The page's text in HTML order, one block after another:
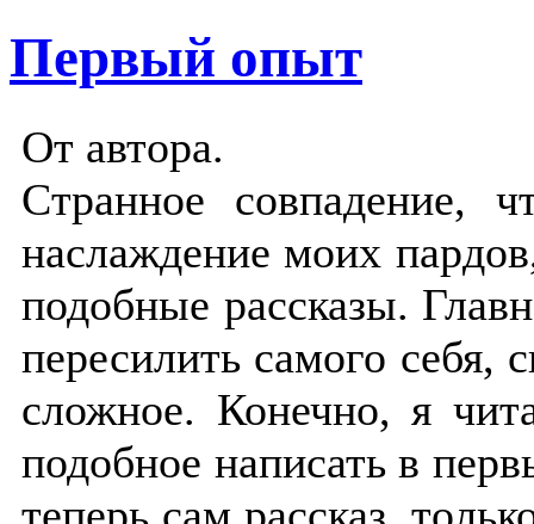
Первый опыт
От автора.
Странное совпадение,
наслаждение моих
подобные рассказы.
пересилить самого себя,
сложное. Конечно, я
подобное написать в